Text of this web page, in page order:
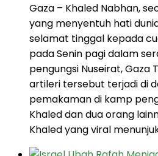
Gaza – Khaled Nabhan,
yang menyentuh hati
selamat tinggal kepada
pada Senin pagi dalam
pengungsi Nuseirat, Gaza
artileri tersebut terjadi di
pemakaman di kamp
Khaled dan dua orang
Khaled yang viral